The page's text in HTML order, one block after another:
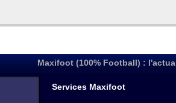
Maxifoot (100% Football) :
Services Maxifoot